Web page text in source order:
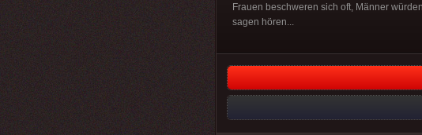
Frauen beschweren sich oft, Männer
sagen hören...